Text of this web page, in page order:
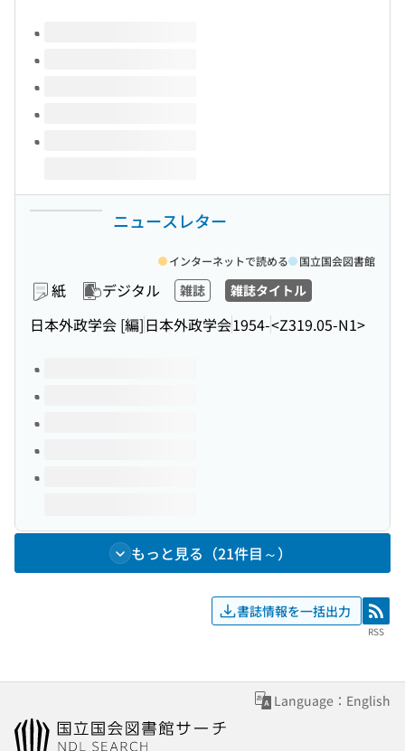
このタイトルの巻号
ニュースレター
紙 デジタル 雑誌 雑誌タイトル
日本外政学会 [編]日本外政学会1954-<Z319.05-N1>
インターネットで読める 国立国会図書館
このタイトルの巻号
もっと見る（21件目～）
書誌情報を一括出力 RSS
RSS
Language：English